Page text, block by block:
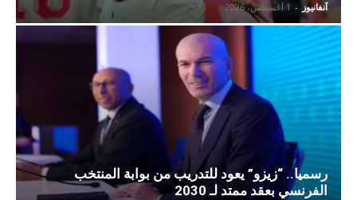
آنفانيوز - 1 أغسطس، 2026
رسميا.. “زيزو” يعود للتدريب من بوابة المنتخب
الفرنسي بعقد ممتد لـ 2030